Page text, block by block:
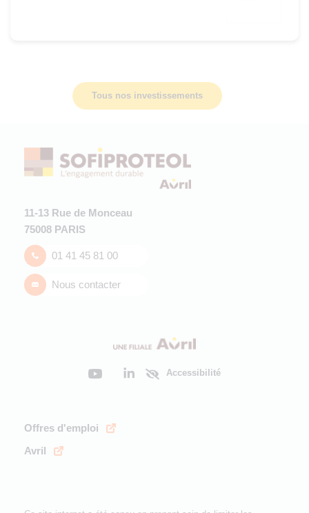
Tous nos investissements
11-13 Rue de Monceau
75008 PARIS
01 41 45 81 00
Nous contacter
Accessibilité
Offres d'emploi
Avril